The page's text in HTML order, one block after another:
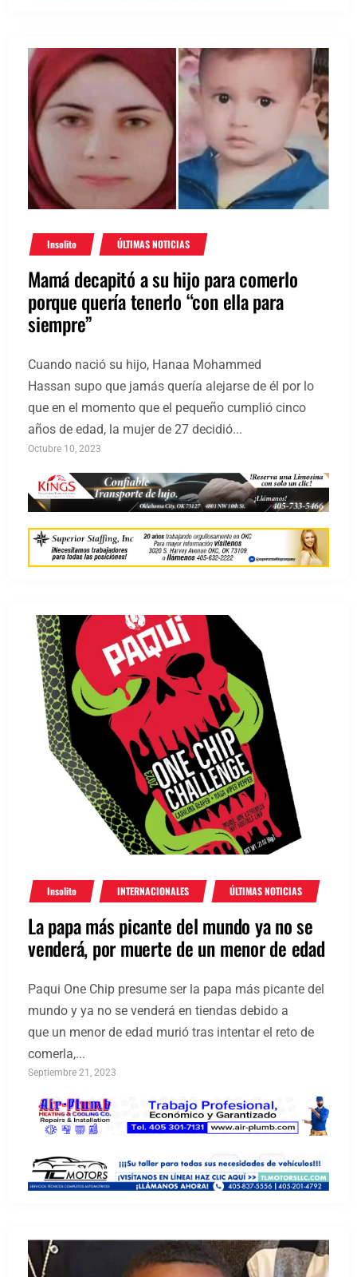
Insolito ÚLTIMAS NOTICIAS
Mamá decapitó a su hijo para comerlo
porque quería tenerlo “con ella para
siempre”
Cuando nació su hijo, Hanaa Mohammed
Hassan supo que jamás quería alejarse de él por lo
que en el momento que el pequeño cumplió cinco
años de edad, la mujer de 27 decidió...
Octubre 10, 2023
Insolito INTERNACIONALES ÚLTIMAS NOTICIAS
La papa más picante del mundo ya no se
venderá, por muerte de un menor de edad
Paqui One Chip presume ser la papa más picante del
mundo y ya no se venderá en tiendas debido a
que un menor de edad murió tras intentar el reto de
comerla,...
Septiembre 21, 2023